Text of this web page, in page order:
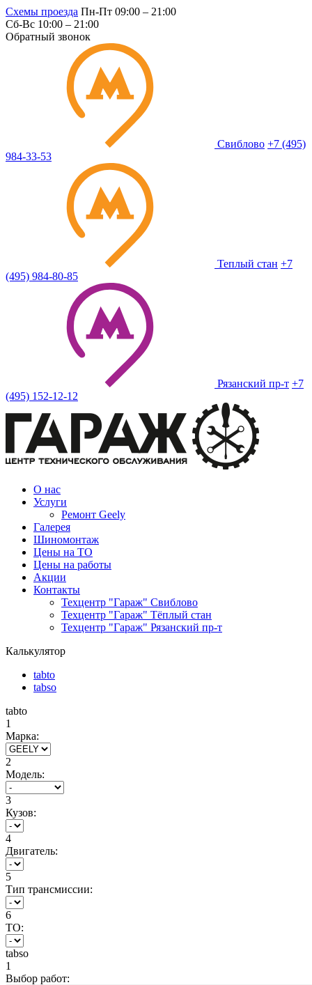
Схемы проезда Пн-Пт 09:00 – 21:00
Сб-Вс 10:00 – 21:00
Обратный звонок
Свиблово +7 (495)
984-33-53
Теплый стан +7
(495) 984-80-85
Рязанский пр-т +7
(495) 152-12-12
О нас
Услуги
Ремонт Geely
Галерея
Шиномонтаж
Цены на ТО
Цены на работы
Акции
Контакты
Техцентр "Гараж" Свиблово
Техцентр "Гараж" Тёплый стан
Техцентр "Гараж" Рязанский пр-т
Калькулятор
tabto
tabso
tabto
1
Марка:
2
Модель:
3
Кузов:
4
Двигатель:
5
Тип трансмиссии:
6
ТО:
tabso
1
Выбор работ: